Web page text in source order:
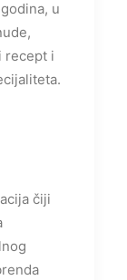
u
recept i
čiji